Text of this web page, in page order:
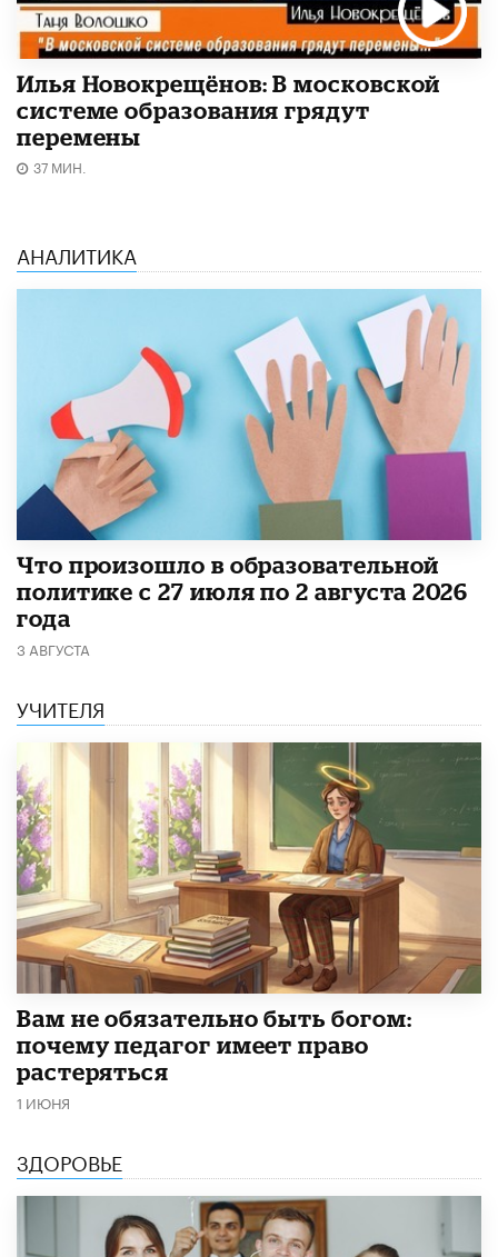
Илья Новокрещёнов: В московской
системе образования грядут
перемены
37 МИН.
АНАЛИТИКА
​Что произошло в образовательной
политике с 27 июля по 2 августа 2026
года
3 АВГУСТА
УЧИТЕЛЯ
​Вам не обязательно быть богом:
почему педагог имеет право
растеряться
1 ИЮНЯ
ЗДОРОВЬЕ